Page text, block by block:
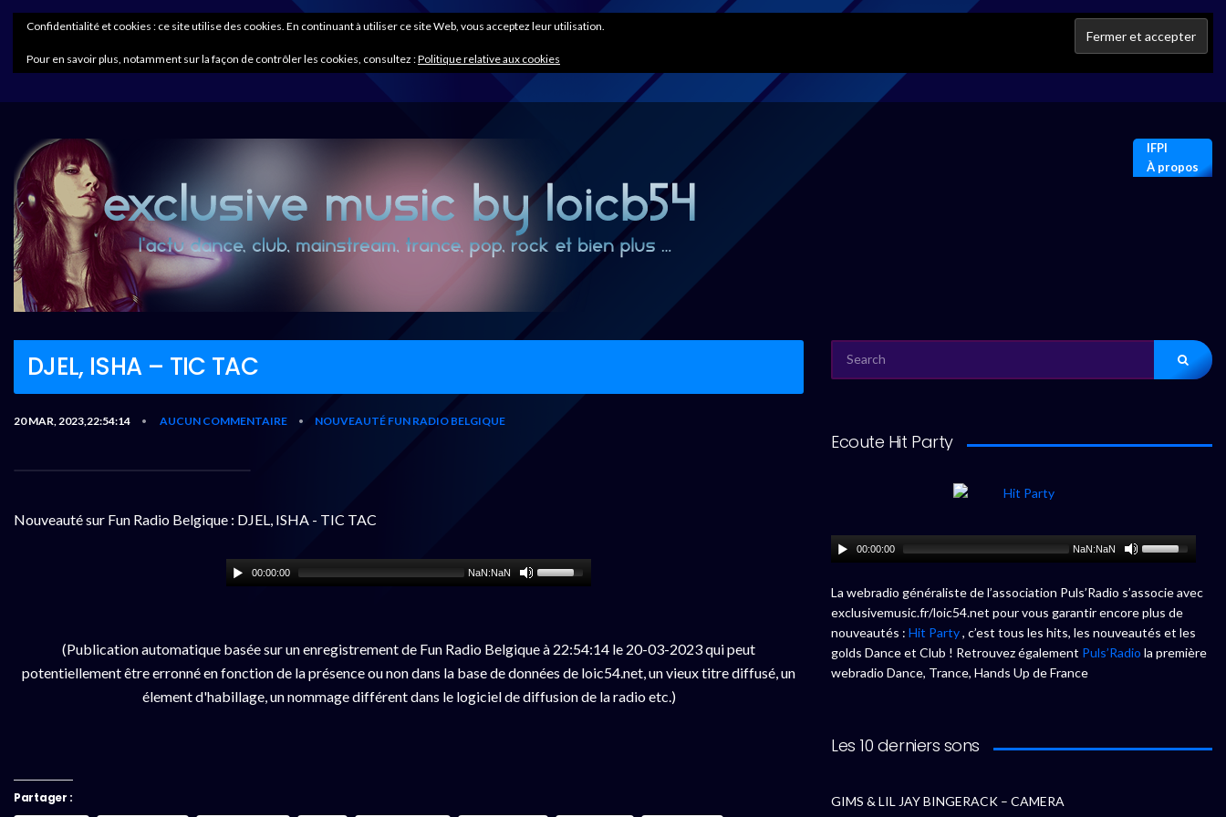
IFPI
À propos
DJEL, ISHA – TIC TAC
20 MAR, 2023,22:54:14 • AUCUN COMMENTAIRE • NOUVEAUTÉ FUN RADIO BELGIQUE
Nouveauté sur Fun Radio Belgique : DJEL, ISHA - TIC TAC
00:00:00 NaN:NaN
(Publication automatique basée sur un enregistrement de Fun Radio Belgique à 22:54:14 le 20-03-2023 qui peut
potentiellement être erronné en fonction de la présence ou non dans la base de données de loic54.net, un vieux titre diffusé, un
élement d'habillage, un nommage différent dans le logiciel de diffusion de la radio etc.)
Partager :
FOR:
Ecoute Hit Party
00:00:00 NaN:NaN
La webradio généraliste de l’association Puls’Radio s’associe avec
exclusivemusic.fr/loic54.net pour vous garantir encore plus de
nouveautés : Hit Party, c’est tous les hits, les nouveautés et les
golds Dance et Club ! Retrouvez également Puls’Radio la première
webradio Dance, Trance, Hands Up de France
Les 10 derniers sons
GIMS & LIL JAY BINGERACK – CAMERA
Confidentialité et cookies : ce site utilise des cookies. En continuant à utiliser ce site Web, vous acceptez leur utilisation.
Pour en savoir plus, notamment sur la façon de contrôler les cookies, consultez :Politique relative aux cookies